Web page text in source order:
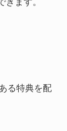
ます。
る特典を配